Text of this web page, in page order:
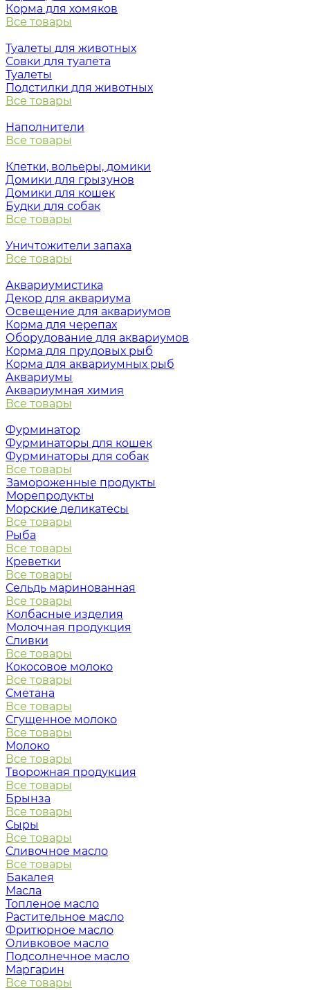
Корма для хомяков
Все товары
Туалеты для животных
Совки для туалета
Туалеты
Подстилки для животных
Все товары
Наполнители
Все товары
Клетки, вольеры, домики
Домики для грызунов
Домики для кошек
Будки для собак
Все товары
Уничтожители запаха
Все товары
Аквариумистика
Декор для аквариума
Освещение для аквариумов
Корма для черепах
Оборудование для аквариумов
Корма для прудовых рыб
Корма для аквариумных рыб
Аквариумы
Аквариумная химия
Все товары
Фурминатор
Фурминаторы для кошек
Фурминаторы для собак
Все товары
Замороженные продукты
Морепродукты
Морские деликатесы
Все товары
Рыба
Все товары
Креветки
Все товары
Сельдь маринованная
Все товары
Колбасные изделия
Молочная продукция
Сливки
Все товары
Кокосовое молоко
Все товары
Сметана
Все товары
Сгущенное молоко
Все товары
Молоко
Все товары
Творожная продукция
Все товары
Брынза
Все товары
Сыры
Все товары
Сливочное масло
Все товары
Бакалея
Масла
Топленое масло
Растительное масло
Фритюрное масло
Оливковое масло
Подсолнечное масло
Маргарин
Все товары